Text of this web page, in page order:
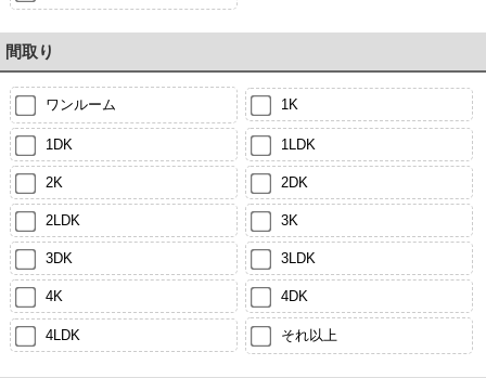
間取り
ワンルーム 1K
1DK 1LDK
2K 2DK
2LDK 3K
3DK 3LDK
4K 4DK
4LDK それ以上